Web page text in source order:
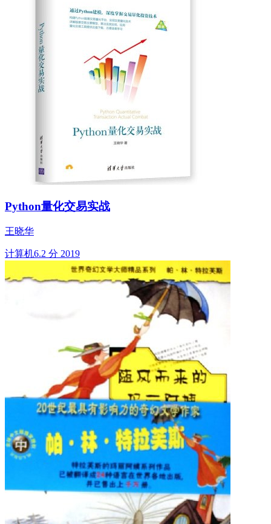
Python量化交易实战
王晓华
计算机6.2 分 2019